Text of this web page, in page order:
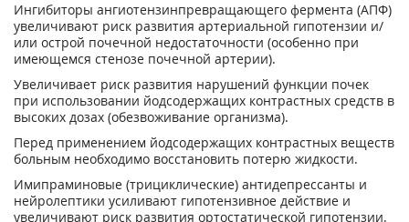
Ингибиторы ангиотензинпревращающего фермента (АПФ)
увеличивают риск развития артериальной гипотензии и/
или острой почечной недостаточности (особенно при
имеющемся стенозе почечной артерии).
Увеличивает риск развития нарушений функции почек
при использовании йодсодержащих контрастных средств в
высоких дозах (обезвоживание организма).
Перед применением йодсодержащих контрастных веществ
больным необходимо восстановить потерю жидкости.
Имипраминовые (трициклические) антидепрессанты и
нейролептики усиливают гипотензивное действие и
увеличивают риск развития ортостатической гипотензии.